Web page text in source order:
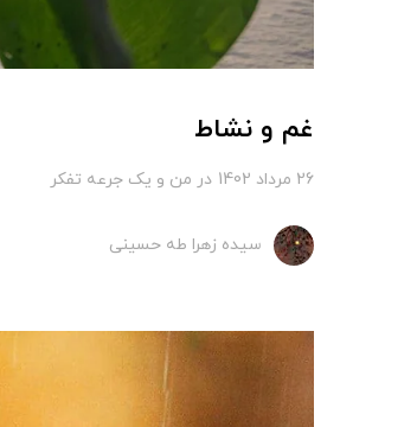
غم و نشاط
26 مرداد 1402 در من و یک جرعه تفکر
سیده زهرا طه حسینی